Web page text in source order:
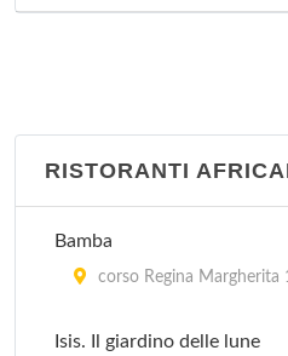
RISTORANTI
Bamba
corso Regina Margherita
Isis. Il giardino delle lune